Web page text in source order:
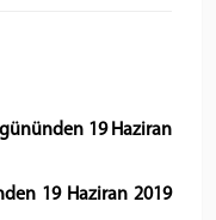
gününden 19 Haziran
19 Haziran 2019